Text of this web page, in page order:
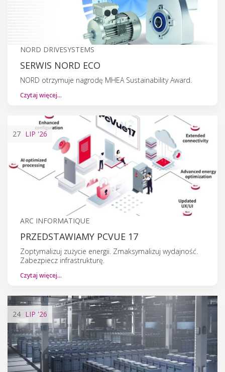
NORD DRIVESYSTEMS
SERWIS NORD ECO
NORD otrzymuje nagrodę MHEA Sustainability Award.
Czytaj więcej…
27 LIP '26
ARC INFORMATIQUE
PRZEDSTAWIAMY PCVUE 17
Zoptymalizuj zużycie energii. Zmaksymalizuj wydajność.
Zabezpiecz infrastrukturę.
Czytaj więcej…
24 LIP '26